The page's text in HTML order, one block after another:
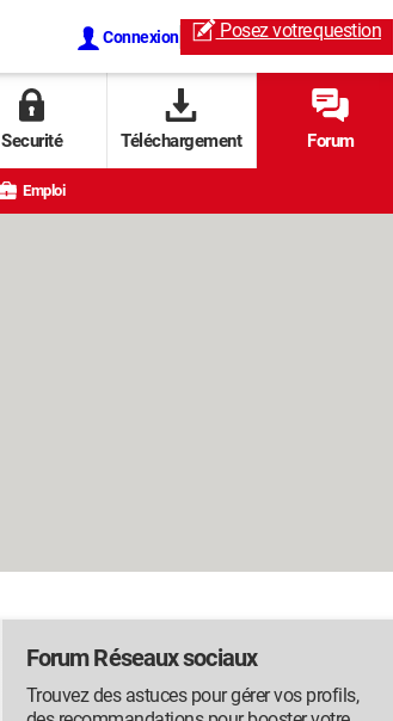
Connexion Posez votrequestion
Securité Téléchargement Forum
Emploi
Forum Réseaux sociaux
Trouvez des astuces pour gérer vos profils,